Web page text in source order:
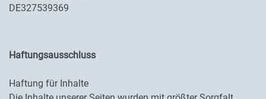
DE327539369
Haftungsausschluss
Haftung für Inhalte